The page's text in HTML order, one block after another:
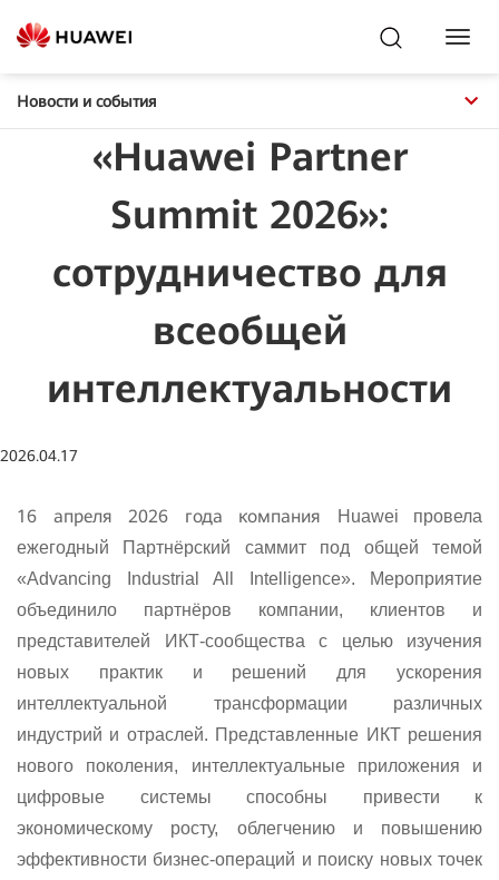
Новости и события
«Huawei Partner
Summit 2026»:
сотрудничество для
всеобщей
интеллектуальности
2026.04.17
16 апреля 2026 года компания Huawei провела
ежегодный Партнёрский саммит под общей темой
«Advancing
Industrial
All Intelligence». Мероприятие
объединило партнёров компании, клиентов и
представителей ИКТ-сообщества с целью изучения
новых практик и решений для ускорения
интеллектуальной трансформации различных
индустрий и отраслей. Представленные ИКТ решения
нового поколения, интеллектуальные приложения и
цифровые системы способны привести к
экономическому росту, облегчению и повышению
эффективности бизнес-операций и поиску новых точек